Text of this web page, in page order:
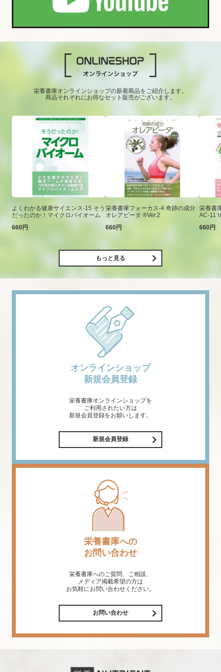
栄養書庫オンラインショップの新着商品をご紹介します。
商品それぞれにお得なセット販売がございます。
よくわかる健康サイエンス-15 そう
だったのか！マイクロバイオーム
660円
栄養書庫フォーカス-4 奇跡の成分
オレアビータ ®Ver.2
660円
栄養書
AC-11
660円
もっと見る
オンラインショップ
新規会員登録
栄養書庫オンラインショップを
ご利用されたい方は
新規会員登録をお願いします。
新規会員登録
栄養書庫への
お問い合わせ
栄養書庫へのご質問、ご相談、
メディア掲載希望の方は
お気軽にお問い合わせください。
お問い合わせ